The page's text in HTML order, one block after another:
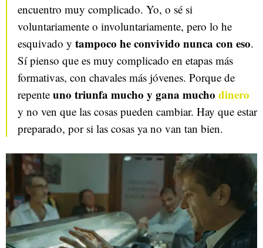
encuentro muy complicado. Yo, o sé si
voluntariamente o involuntariamente, pero lo he
esquivado y tampoco he convivido nunca con eso.
Sí pienso que es muy complicado en etapas más
formativas, con chavales más jóvenes. Porque de
repente uno triunfa mucho y gana mucho dinero
y no ven que las cosas pueden cambiar. Hay que estar
preparado, por si las cosas ya no van tan bien.